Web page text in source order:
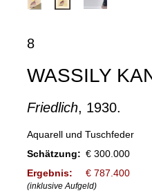
8
WASSILY
Friedlich, 1930.
Aquarell und Tuschfeder
Schätzung: € 300.000
Ergebnis:
€ 787.400
(inklusive Aufgeld)